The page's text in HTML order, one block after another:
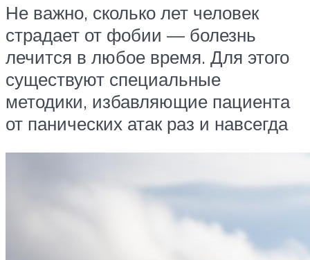
Не важно, сколько лет человек
страдает от фобии — болезнь
лечится в любое время. Для этого
существуют специальные
методики, избавляющие пациента
от панических атак раз и навсегда